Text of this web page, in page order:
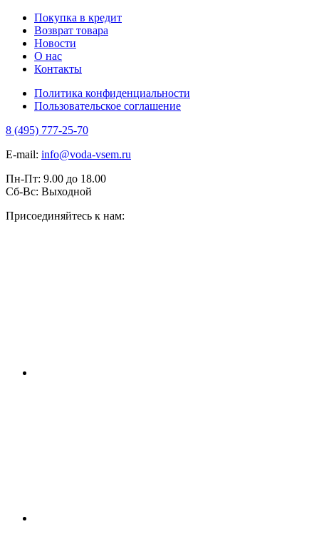
Покупка в кредит
Возврат товара
Новости
О нас
Контакты
Политика конфиденциальности
Пользовательское соглашение
8 (495) 777-25-70
E-mail: info@voda-vsem.ru
Пн-Пт: 9.00 до 18.00
Сб-Вс: Выходной
Присоединяйтесь к нам: